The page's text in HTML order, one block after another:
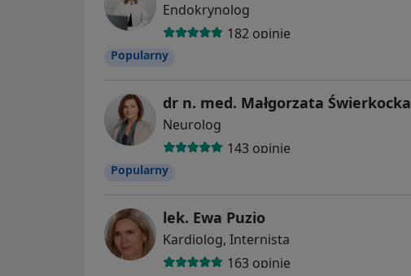
Endokrynolog
182 opinie
Popularny
dr n. med. Małgorzata Świerkocka
Neurolog
143 opinie
Popularny
lek. Ewa Puzio
Kardiolog, Internista
163 opinie